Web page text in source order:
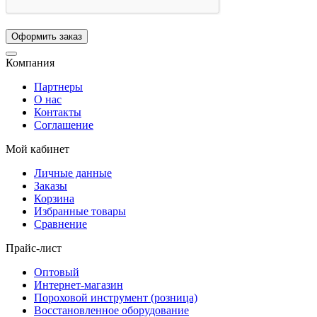
Компания
Партнеры
О нас
Контакты
Соглашение
Мой кабинет
Личные данные
Заказы
Корзина
Избранные товары
Сравнение
Прайс-лист
Оптовый
Интернет-магазин
Пороховой инструмент (розница)
Восстановленное оборудование